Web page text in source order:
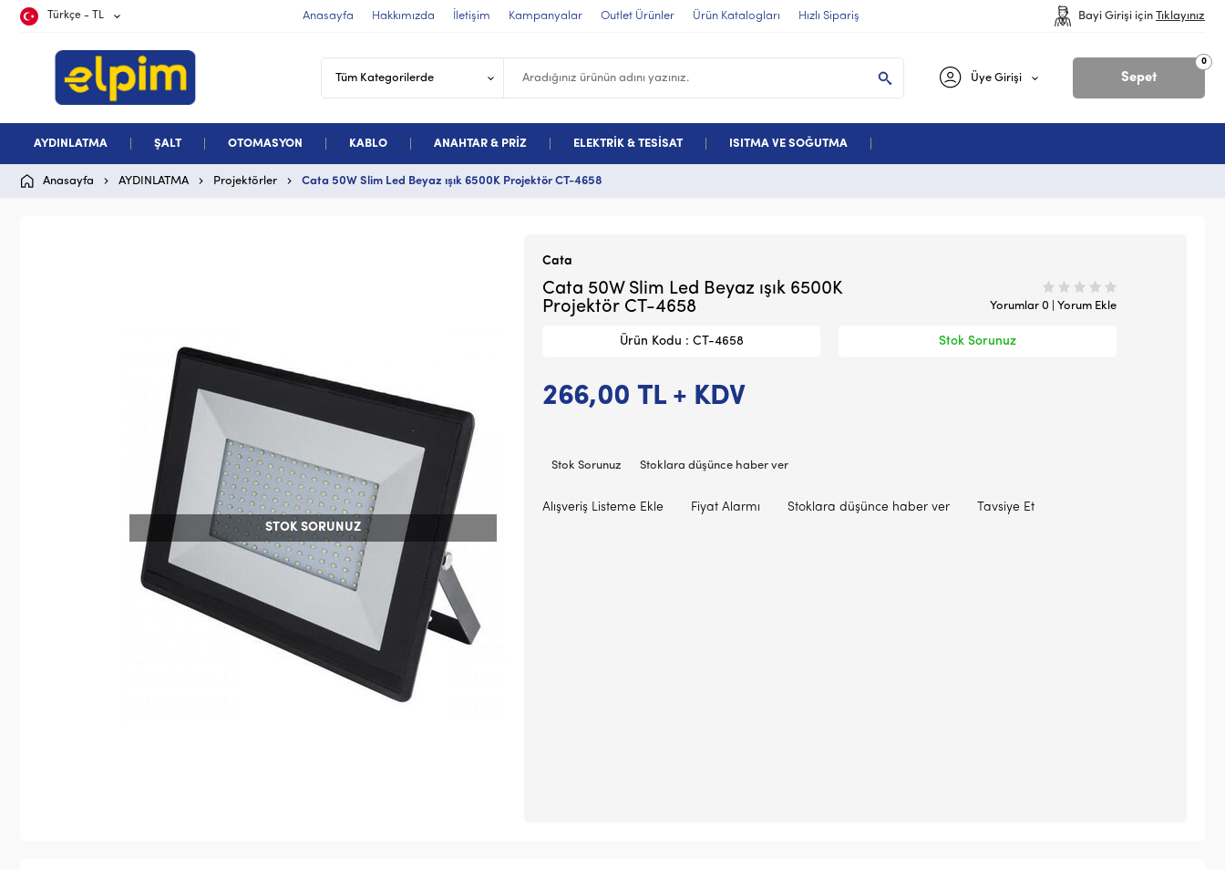
Türkçe - TL Anasayfa Hakkımızda İletişim Kampanyalar Outlet Ürünler Ürün Katalogları Hızlı Sipariş Bayi Girişi için Tıklayınız
Sepet
0
Üye Girişi
AYDINLATMA ŞALT OTOMASYON KABLO ANAHTAR & PRİZ ELEKTRİK & TESİSAT ISITMA VE SOĞUTMA
Anasayfa AYDINLATMA Projektörler Cata 50W Slim Led Beyaz ışık 6500K Projektör CT-4658
STOK SORUNUZ
Cata
Cata 50W Slim Led Beyaz ışık 6500K
Projektör CT-4658
Yorumlar 0 | Yorum Ekle
Ürün Kodu : CT-4658 Stok Sorunuz
266,00 TL + KDV
Stok Sorunuz Stoklara düşünce haber ver
Alışveriş Listeme Ekle Fiyat Alarmı Stoklara düşünce haber ver Tavsiye Et